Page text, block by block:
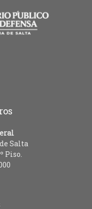
Salta
Piso.